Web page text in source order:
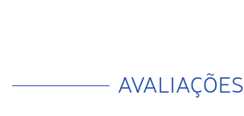
AVALIAÇÕES